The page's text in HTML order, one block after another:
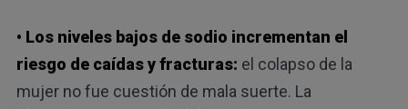
• Los niveles bajos de sodio incrementan el
riesgo de caídas y fracturas: el colapso de la
mujer no fue cuestión de mala suerte. La